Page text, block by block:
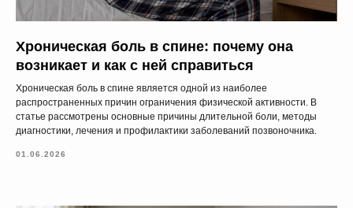
Хроническая боль в спине: почему она
возникает и как с ней справиться
Хроническая боль в спине является одной из наиболее
распространенных причин ограничения физической активности. В
статье рассмотрены основные причины длительной боли, методы
диагностики, лечения и профилактики заболеваний позвоночника.
01.06.2026